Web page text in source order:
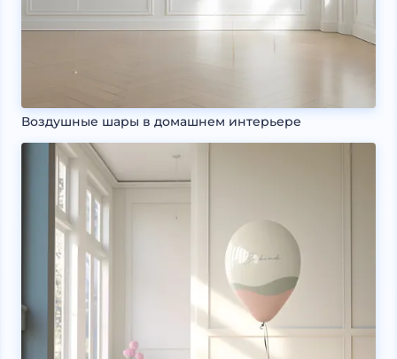
Воздушные шары в домашнем интерьере